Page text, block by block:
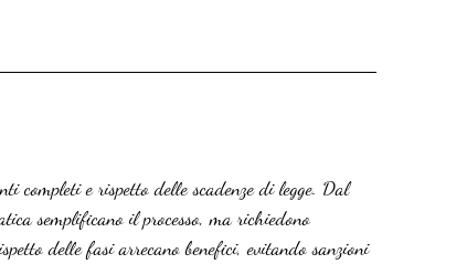
completi e rispetto delle scadenze di legge. Dal
semplificano il processo, ma richiedono
delle fasi arrecano benefici, evitando sanzioni